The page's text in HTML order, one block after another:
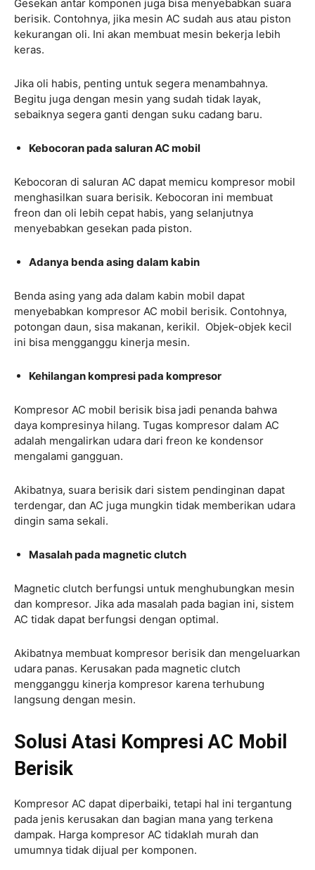
Gesekan antar komponen juga bisa menyebabkan suara
berisik. Contohnya, jika mesin AC sudah aus atau piston
kekurangan oli. Ini akan membuat mesin bekerja lebih
keras.
Jika oli habis, penting untuk segera menambahnya.
Begitu juga dengan mesin yang sudah tidak layak,
sebaiknya segera ganti dengan suku cadang baru.
Kebocoran pada saluran AC mobil
Kebocoran di saluran AC dapat memicu kompresor mobil
menghasilkan suara berisik. Kebocoran ini membuat
freon dan oli lebih cepat habis, yang selanjutnya
menyebabkan gesekan pada piston.
Adanya benda asing dalam kabin
Benda asing yang ada dalam kabin mobil dapat
menyebabkan kompresor AC mobil berisik. Contohnya,
potongan daun, sisa makanan, kerikil. Objek-objek kecil
ini bisa mengganggu kinerja mesin.
Kehilangan kompresi pada kompresor
Kompresor AC mobil berisik bisa jadi penanda bahwa
daya kompresinya hilang. Tugas kompresor dalam AC
adalah mengalirkan udara dari freon ke kondensor
mengalami gangguan.
Akibatnya, suara berisik dari sistem pendinginan dapat
terdengar, dan AC juga mungkin tidak memberikan udara
dingin sama sekali.
Masalah pada magnetic clutch
Magnetic clutch berfungsi untuk menghubungkan mesin
dan kompresor. Jika ada masalah pada bagian ini, sistem
AC tidak dapat berfungsi dengan optimal.
Akibatnya membuat kompresor berisik dan mengeluarkan
udara panas. Kerusakan pada magnetic clutch
mengganggu kinerja kompresor karena terhubung
langsung dengan mesin.
Solusi Atasi Kompresi AC Mobil
Berisik
Kompresor AC dapat diperbaiki, tetapi hal ini tergantung
pada jenis kerusakan dan bagian mana yang terkena
dampak. Harga kompresor AC tidaklah murah dan
umumnya tidak dijual per komponen.